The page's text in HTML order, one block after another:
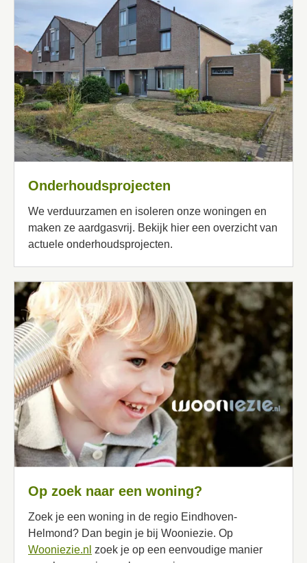
Onderhoudsprojecten
We verduurzamen en isoleren onze woningen en
maken ze aardgasvrij. Bekijk hier een overzicht van
actuele onderhoudsprojecten.
Op zoek naar een woning?
Zoek je een woning in de regio Eindhoven-
Helmond? Dan begin je bij Wooniezie. Op
Wooniezie.nl zoek je op een eenvoudige manier